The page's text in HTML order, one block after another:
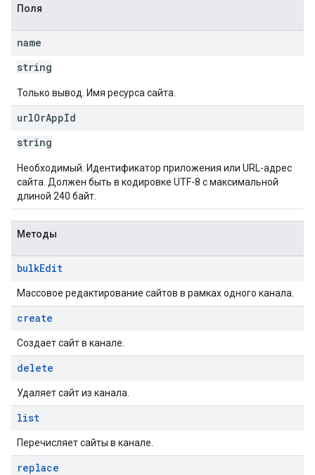
Поля
name
string
Только вывод. Имя ресурса сайта.
urlOrAppId
string
Необходимый. Идентификатор приложения или URL-адрес
сайта. Должен быть в кодировке UTF-8 с максимальной
длиной 240 байт.
Методы
bulkEdit
Массовое редактирование сайтов в рамках одного канала.
create
Создает сайт в канале.
delete
Удаляет сайт из канала.
list
Перечисляет сайты в канале.
replace